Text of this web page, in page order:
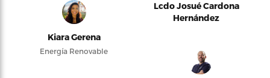
Kiara Gerena
Energía Renovable
Lcdo Josué Cardona
Hernández